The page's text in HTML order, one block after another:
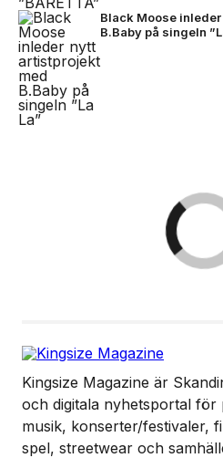
Black Moose
B.Baby på singeln
Kingsize Magazine är
och digitala nyhetsportal
musik, konserter/festivaler,
spel, streetwear och